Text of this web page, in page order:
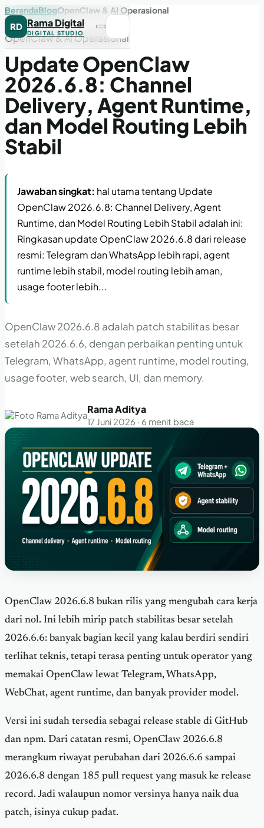
RD Rama Digital
DIGITAL STUDIO
BerandaBlogOpenClaw & AI Operasional
OpenClaw & AI Operasional
Update OpenClaw
2026.6.8: Channel
Delivery, Agent Runtime,
dan Model Routing Lebih
Stabil
Jawaban singkat: hal utama tentang Update
OpenClaw 2026.6.8: Channel Delivery, Agent
Runtime, dan Model Routing Lebih Stabil adalah ini:
Ringkasan update OpenClaw 2026.6.8 dari release
resmi: Telegram dan WhatsApp lebih rapi, agent
runtime lebih stabil, model routing lebih aman,
usage footer lebih...
OpenClaw 2026.6.8 adalah patch stabilitas besar
setelah 2026.6.6, dengan perbaikan penting untuk
Telegram, WhatsApp, agent runtime, model routing,
usage footer, web search, UI, dan memory.
Rama Aditya
17 Juni 2026 · 6 menit baca
OpenClaw 2026.6.8 bukan rilis yang mengubah cara kerja
dari nol. Ini lebih mirip patch stabilitas besar setelah
2026.6.6: banyak bagian kecil yang kalau berdiri sendiri
terlihat teknis, tetapi terasa penting untuk operator yang
memakai OpenClaw lewat Telegram, WhatsApp,
WebChat, agent runtime, dan banyak provider model.
Versi ini sudah tersedia sebagai release stable di GitHub
dan npm. Dari catatan resmi, OpenClaw 2026.6.8
merangkum riwayat perubahan dari 2026.6.6 sampai
2026.6.8 dengan 185 pull request yang masuk ke release
record. Jadi walaupun nomor versinya hanya naik dua
patch, isinya cukup padat.